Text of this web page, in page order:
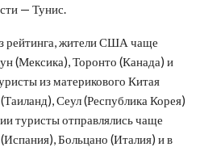
— Тунис.
рейтинга, жители США чаще
(Мексика), Торонто (Канада) и
из материкового Китая
Сеул (Республика Корея)
туристы отправлялись чаще
Больцано (Италия) и в